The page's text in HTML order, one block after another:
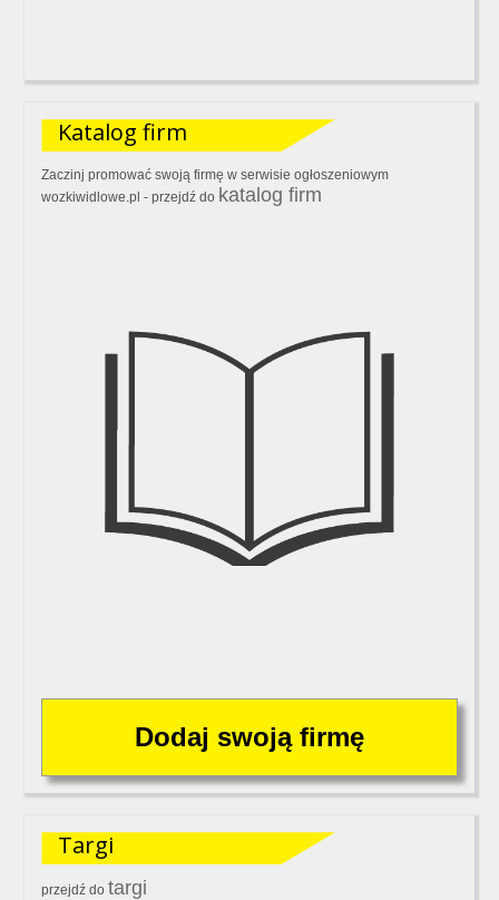
Katalog firm
Zaczinj promować swoją firmę w serwisie ogłoszeniowym
wozkiwidlowe.pl - przejdź do katalog firm
Targi
przejdź dotargi